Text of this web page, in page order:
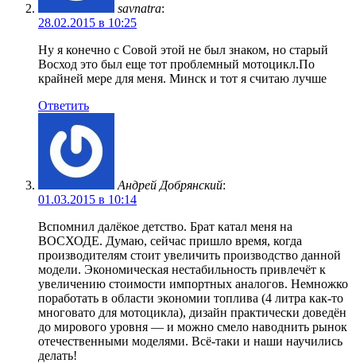
savnatra:
28.02.2015 в 10:25
Ну я конечно с Совой этой не был знаком, но старый
Восход это был еще тот проблемный мотоцикл.По
крайней мере для меня. Минск и тот я считаю лучше
Ответить
Андрей Добрянский:
01.03.2015 в 10:14
Вспомнил далёкое детство. Брат катал меня на
ВОСХОДЕ. Думаю, сейчас пришло время, когда
производителям стоит увеличить производство данной
модели. Экономическая нестабильность привлечёт к
увеличению стоимости импортных аналогов. Немножко
поработать в области экономии топлива (4 литра как-то
многовато для мотоцикла), дизайн практически доведён
до мирового уровня — и можно смело наводнить рынок
отечественными моделями. Всё-таки и наши научились
делать!